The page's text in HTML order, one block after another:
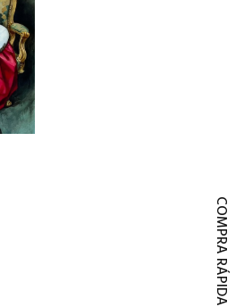
COMPRA RÁPIDA